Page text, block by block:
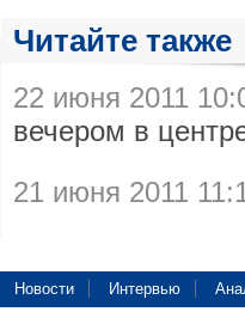
Читайте также
22 июня 2011
вечером в
21 июня 2011
Новости Интервью